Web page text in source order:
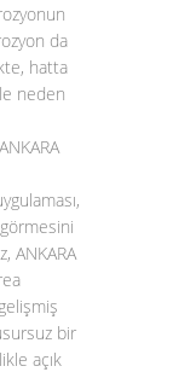
da
hatta
neden
görmesini
ANKARA
bir
açık